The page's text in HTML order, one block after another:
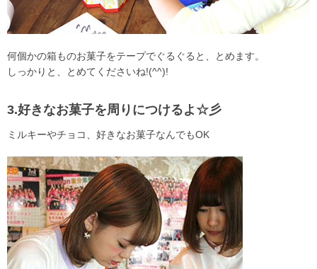
何個かの箱ものお菓子をテープでぐるぐると、とめます。
しっかりと、とめてくださいね!(^^)!
3.好きなお菓子を周りにつけるよ☆彡
ミルキーやチョコ、好きなお菓子なんでもOK